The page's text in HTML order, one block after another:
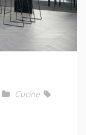
Cucine